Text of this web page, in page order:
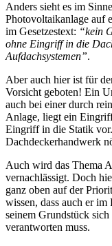
Anders sieht es im
Photovoltaikanlage auf
im Gesetzestext: “kein
ohne Eingriff in die
Aufdachsystemen”.
Aber auch hier ist für
Vorsicht geboten! Ein
auch bei einer durch
Anlage, liegt ein
Eingriff in die Statik
Dachdeckerhandwerk
Auch wird das Thema
vernachlässigt. Doch
ganz oben auf der
wissen, dass auch er
seinem Grundstück
verantworten muss.